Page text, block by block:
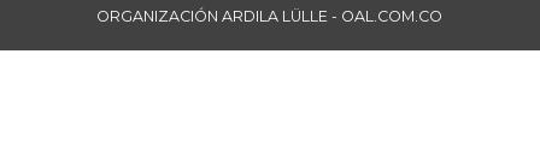
ORGANIZACIÓN ARDILA LÜLLE - OAL.COM.CO